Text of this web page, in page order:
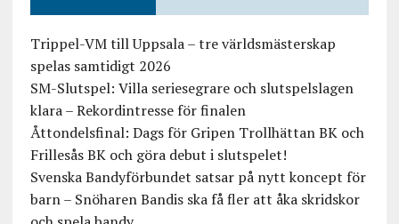
Trippel-VM till Uppsala – tre världsmästerskap
spelas samtidigt 2026
SM-Slutspel: Villa seriesegrare och slutspelslagen
klara – Rekordintresse för finalen
Åttondelsfinal: Dags för Gripen Trollhättan BK och
Frillesås BK och göra debut i slutspelet!
Svenska Bandyförbundet satsar på nytt koncept för
barn – Snöharen Bandis ska få fler att åka skridskor